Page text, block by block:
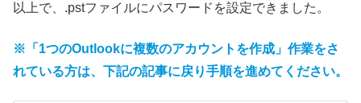
以上で、.pstファイルにパスワードを設定できました。
※「1つのOutlookに複数のアカウントを作成」作業をさ
れている方は、下記の記事に戻り手順を進めてください。